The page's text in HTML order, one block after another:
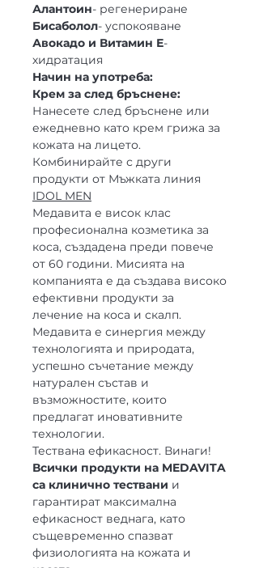
Алантоин- регенериране
Бисаболол- успокояване
Авокадо и Витамин Е-
хидратация
Начин на употреба:
Крем за след бръснене:
Нанесете след бръснене или
ежедневно като крем грижа за
кожата на лицето.
Комбинирайте с други
продукти от Мъжката линия
IDOL MEN
Медавита е висок клас
професионална козметика за
коса, създадена преди повече
от 60 години. Мисията на
компанията е да създава високо
ефективни продукти за
лечение на коса и скалп.
Медавита е синергия между
технологията и природата,
успешно съчетание между
натурален състав и
възможностите, които
предлагат иновативните
технологии.
Тествана ефикасност. Винаги!
Всички продукти на MEDAVITA
са клинично тествани и
гарантират максимална
ефикасност веднага, като
същевременно спазват
физиологията на кожата и